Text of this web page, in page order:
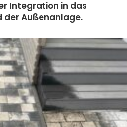
Integration in das
der Außenanlage.